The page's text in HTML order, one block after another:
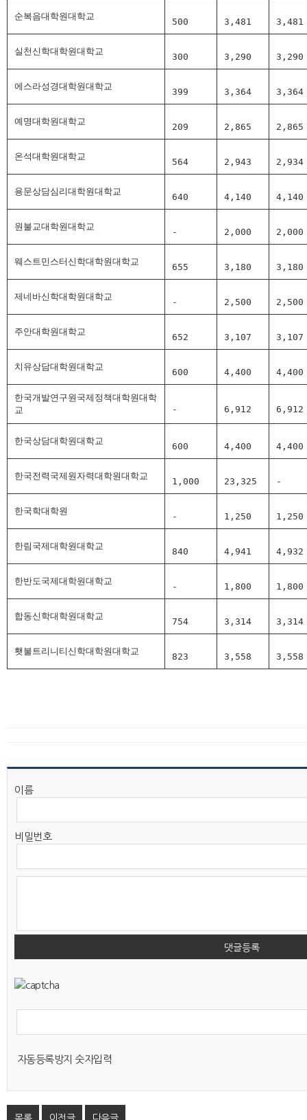
순복음대학원대학교
500 3,481 3,481
실천신학대학원대학교
300 3,290 3,290
에스라성경대학원대학교
399 3,364 3,364
예명대학원대학교
209 2,865 2,865
온석대학원대학교
564 2,943 2,934
용문상담심리대학원대학교
640 4,140 4,140
원불교대학원대학교
- 2,000 2,000
웨스트민스터신학대학원대학교
655 3,180 3,180
제네바신학대학원대학교
- 2,500 2,500
주안대학원대학교
652 3,107 3,107
치유상담대학원대학교
600 4,400 4,400
한국개발연구원국제정책대학원대학
교
- 6,912 6,912
한국상담대학원대학교
600 4,400 4,400
한국전력국제원자력대학원대학교
1,000 23,325 -
한국학대학원
- 1,250 1,250
한림국제대학원대학교
840 4,941 4,932
한반도국제대학원대학교
- 1,800 1,800
합동신학대학원대학교
754 3,314 3,314
횃불트리니티신학대학원대학교
823 3,558 3,558
이름
비밀번호
댓글등록
자동등록방지 숫자입력
목록 이전글 다음글